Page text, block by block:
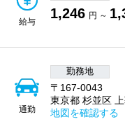
給与
1,246 円 ～
通勤
勤務地
〒167-0043
東京都 杉並区
地図を確認する